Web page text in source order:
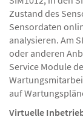
Zustand des
Sensordaten
analysieren. Am
oder anderen
Service Module
auf
Virtuelle